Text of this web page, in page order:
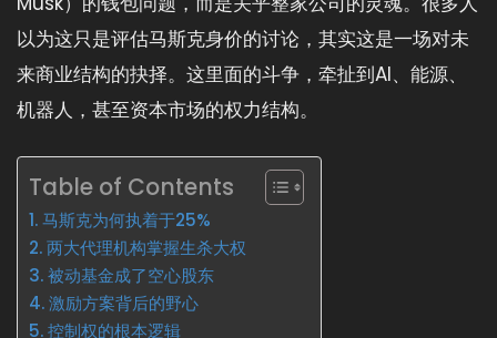
以为这只是评估马斯克身价的讨论，其实这是一场对未
来商业结构的抉择。这里面的斗争，牵扯到AI、能源、
机器人，甚至资本市场的权力结构。
Table of Contents
马斯克为何执着于25%
两大代理机构掌握生杀大权
被动基金成了空心股东
激励方案背后的野心
控制权的根本逻辑